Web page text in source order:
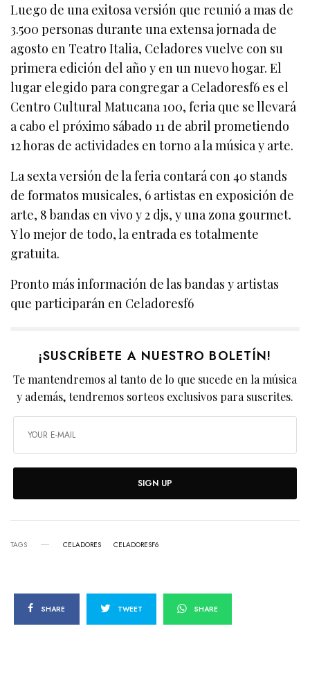
Luego de una exitosa versión que reunió a mas de
3.500 personas durante una extensa jornada de
agosto en Teatro Italia, Celadores vuelve con su
primera edición del año y en un nuevo hogar. El
lugar elegido para congregar a Celadoresf6 es el
Centro Cultural Matucana 100, feria que se llevará
a cabo el próximo sábado 11 de abril prometiendo
12 horas de actividades en torno a la música y arte.
La sexta versión de la feria contará con 40 stands
de formatos musicales, 6 artistas en exposición de
arte, 8 bandas en vivo y 2 djs, y una zona gourmet.
Y lo mejor de todo, la entrada es totalmente
gratuita.
Pronto más información de las bandas y artistas
que participarán en Celadoresf6
¡SUSCRÍBETE A NUESTRO BOLETÍN!
Te mantendremos al tanto de lo que sucede en la música
y además, tendremos sorteos exclusivos para suscrites.
SIGN UP
TAGS CELADORES CELADORESF6
SHARE TWEET SHARE